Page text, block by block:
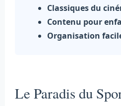
Classiques du
Contenu pour
Organisation
Le Paradis du